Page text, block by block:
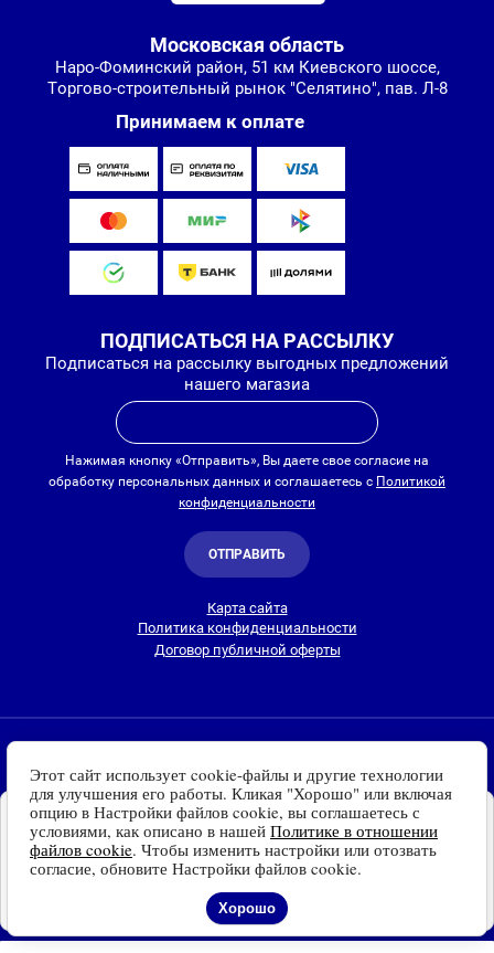
Установите наш сайт на
Ваше устройство
Доступно для устройств
на платформе Android
Установить
Московская область
Наро-Фоминский район, 51 км Киевского шоссе,
Торгово-строительный рынок "Селятино", пав. Л-8
Принимаем к оплате
ПОДПИСАТЬСЯ НА РАССЫЛКУ
Подписаться на рассылку выгодных предложений
нашего магазиа
Нажимая кнопку «Отправить», Вы даете свое согласие на
обработку персональных данных и соглашаетесь с Политикой
конфиденциальности
ОТПРАВИТЬ
Карта сайта
Политика конфиденциальности
Договор публичной оферты
Люстры, светильники и другие приборы освещения для
дома и улицы с доставкойпо всей России. Все права
защищены.
Информация о технических характеристиках, стране изготовления, внешнем
виде и цвете товаровносит справочный
и основывается на последних доступных к моменту публикации
сведениях
Этот сайт использует cookie-файлы и другие технологии
для улучшения его работы. Кликая "Хорошо" или включая
опцию в Настройки файлов cookie, вы соглашаетесь с
условиями, как описано в нашей Политике в отношении
файлов cookie. Чтобы изменить настройки или отозвать
согласие, обновите Настройки файлов cookie.
Хорошо